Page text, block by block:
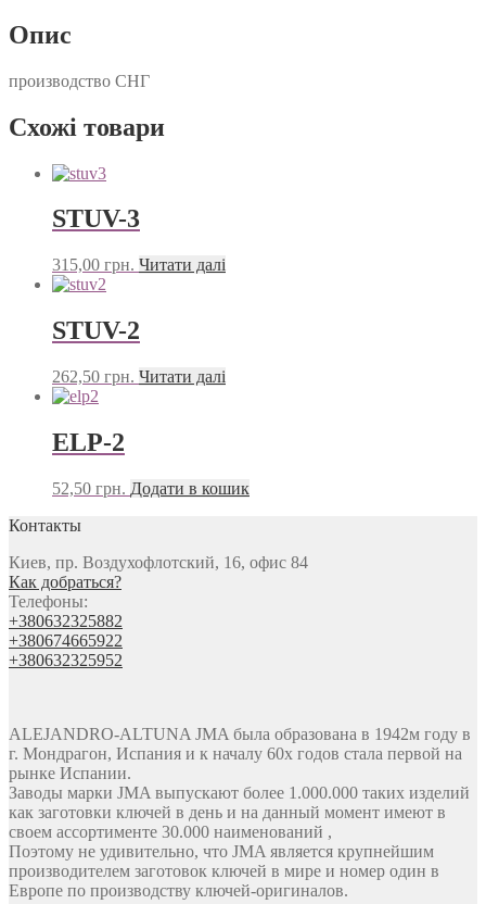
Опис
производство СНГ
Схожі товари
STUV-3
315,00 грн. Читати далі
STUV-2
262,50 грн. Читати далі
ELP-2
52,50 грн. Додати в кошик
Контакты
Киев, пр. Воздухофлотский, 16, офис 84
Как добраться?
Телефоны:
+380632325882
+380674665922
+380632325952
ALEJANDRO-ALTUNA JMA была образована в 1942м году в
г. Мондрагон, Испания и к началу 60х годов стала первой на
рынке Испании.
Заводы марки JMA выпускают более 1.000.000 таких изделий
как заготовки ключей в день и на данный момент имеют в
своем ассортименте 30.000 наименований ,
Поэтому не удивительно, что JMA является крупнейшим
производителем заготовок ключей в мире и номер один в
Европе по производству ключей-оригиналов.